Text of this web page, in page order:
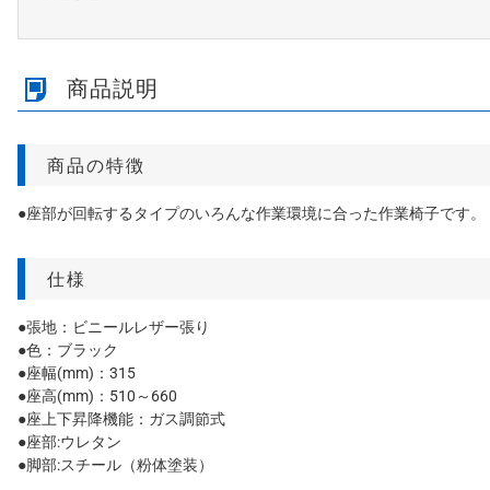
商品説明
商品の特徴
●座部が回転するタイプのいろんな作業環境に合った作業椅子です。
仕様
●張地：ビニールレザー張り
●色：ブラック
●座幅(mm)：315
●座高(mm)：510～660
●座上下昇降機能：ガス調節式
●座部:ウレタン
●脚部:スチール（粉体塗装）